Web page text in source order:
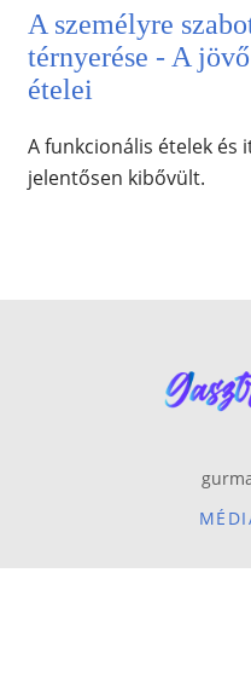
A személyre
térnyerése - A
ételei
A funkcionális ételek és
jelentősen kibővült.